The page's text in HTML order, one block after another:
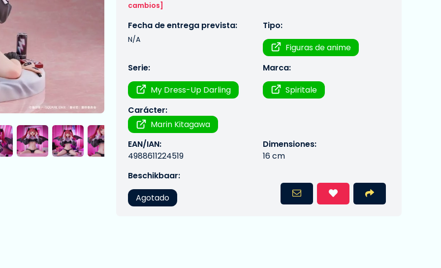
cambios]
Fecha de entrega prevista:
N/A
Tipo:
Figuras de anime
Serie:
My Dress-Up Darling
Marca:
Spiritale
Carácter:
Marin Kitagawa
EAN/IAN:
4988611224519
Dimensiones:
16 cm
Beschikbaar:
Agotado